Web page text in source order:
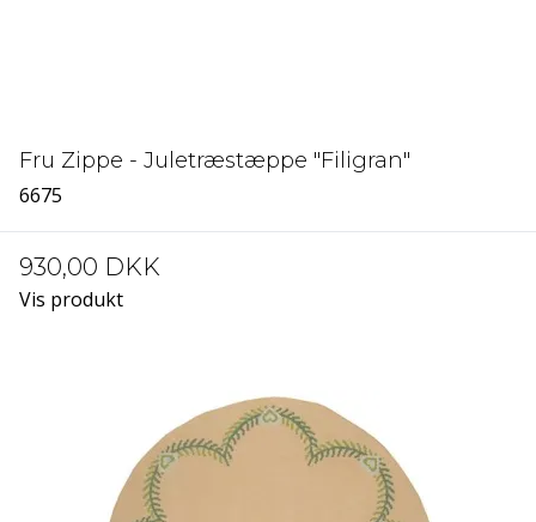
Fru Zippe - Juletræstæppe "Filigran"
6675
930,00 DKK
Vis produkt